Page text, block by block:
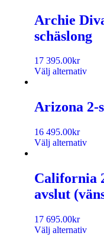
Archie
schäslong
17 395.00kr
Välj alternativ
Arizona 2-
16 495.00kr
Välj alternativ
California
avslut
17 695.00kr
Välj alternativ